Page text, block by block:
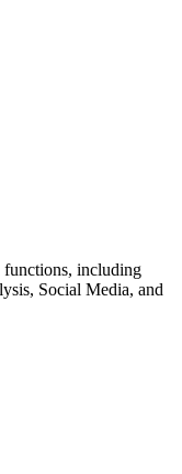
functions, including
Social Media, and